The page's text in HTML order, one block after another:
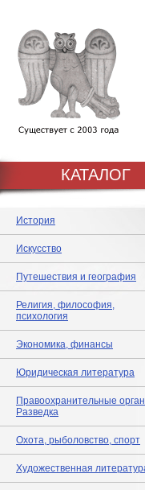
КАТАЛОГ
История
Искусство
Путешествия и география
Религия, философия,
психология
Экономика, финансы
Юридическая литература
Правоохранительные
Разведка
Охота, рыболовство, спорт
Художественная